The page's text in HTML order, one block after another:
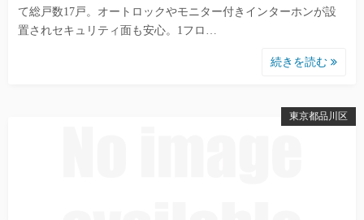
て総戸数17戸。オートロックやモニター付きインターホンが設
置されセキュリティ面も安心。1フロ…
続きを読む
東京都品川区